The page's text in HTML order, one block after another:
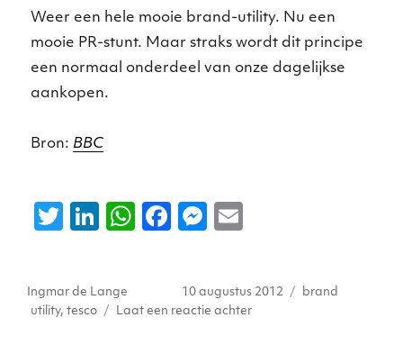
Weer een hele mooie brand-utility. Nu een
mooie PR-stunt. Maar straks wordt dit principe
een normaal onderdeel van onze dagelijkse
aankopen.
Bron: BBC
T
te
Li
e
W
ts
F
e
M
e
l
Auteur
Ingmar de Lange
Geplaatst
op
10 augustus 2012 Tags
brand
utility,tesco Laat een reactie achterop